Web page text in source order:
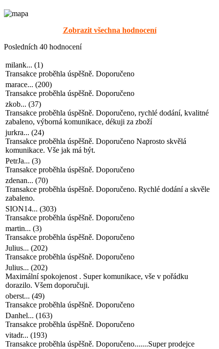
Zobrazit všechna hodnocení
Posledních 40 hodnocení
milank... (1)
Transakce proběhla úspěšně. Doporučeno
marace... (200)
Transakce proběhla úspěšně. Doporučeno
zkob... (37)
Transakce proběhla úspěšně. Doporučeno, rychlé dodání, kvalitné
zabaleno, výborná komunikace, dékuji za zboží
jurkra... (24)
Transakce proběhla úspěšně. Doporučeno Naprosto skvělá
komunikace. Vše jak má být.
PetrJa... (3)
Transakce proběhla úspěšně. Doporučeno
zdenan... (70)
Transakce proběhla úspěšně. Doporučeno. Rychlé dodání a skvěle
zabaleno.
SION14... (303)
Transakce proběhla úspěšně. Doporučeno
martin... (3)
Transakce proběhla úspěšně. Doporučeno
Julius... (202)
Transakce proběhla úspěšně. Doporučeno
Julius... (202)
Maximální spokojenost . Super komunikace, vše v pořádku
dorazilo. Všem doporučuji.
oberst... (49)
Transakce proběhla úspěšně. Doporučeno
Danhel... (163)
Transakce proběhla úspěšně. Doporučeno
vitadr... (193)
Transakce proběhla úspěšně. Doporučeno.......Super prodejce